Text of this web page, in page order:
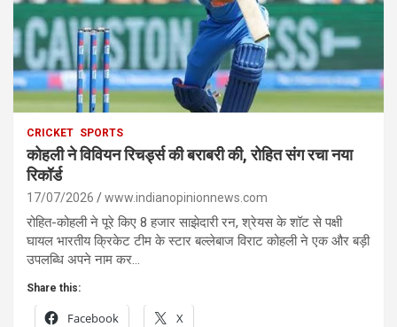
CRICKET SPORTS
कोहली ने विवियन रिचर्ड्स की बराबरी की, रोहित संग रचा नया
रिकॉर्ड
17/07/2026 www.indianopinionnews.com
रोहित-कोहली ने पूरे किए 8 हजार साझेदारी रन, श्रेयस के शॉट से पक्षी
घायल भारतीय क्रिकेट टीम के स्टार बल्लेबाज विराट कोहली ने एक और बड़ी
उपलब्धि अपने नाम कर…
Share this:
Facebook X